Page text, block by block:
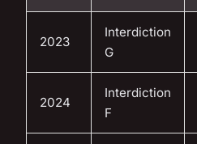
2023
Interdiction
G
2024
Interdiction
F